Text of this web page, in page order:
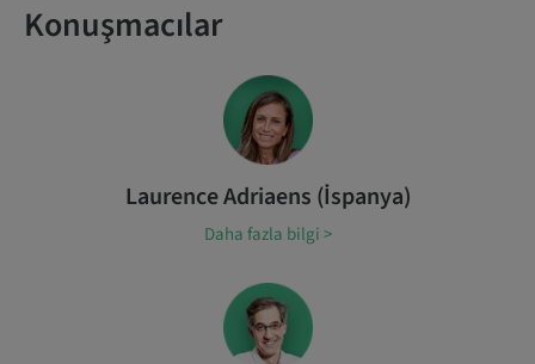
Konuşmacılar
Laurence Adriaens (İspanya)
Daha fazla bilgi >